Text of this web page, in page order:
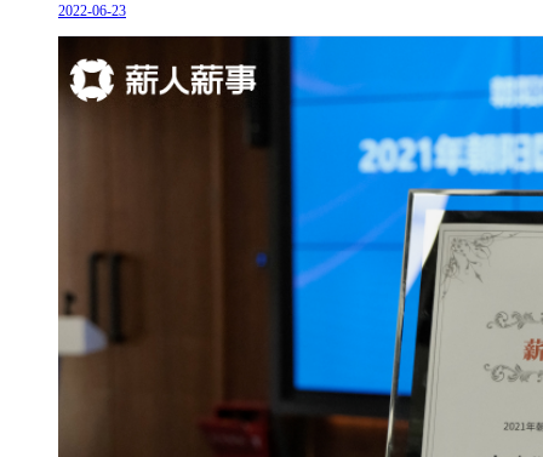
2022-06-23